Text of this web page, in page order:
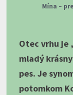
Mína –
Otec vrhu je
mladý
pes. Je
potomkom